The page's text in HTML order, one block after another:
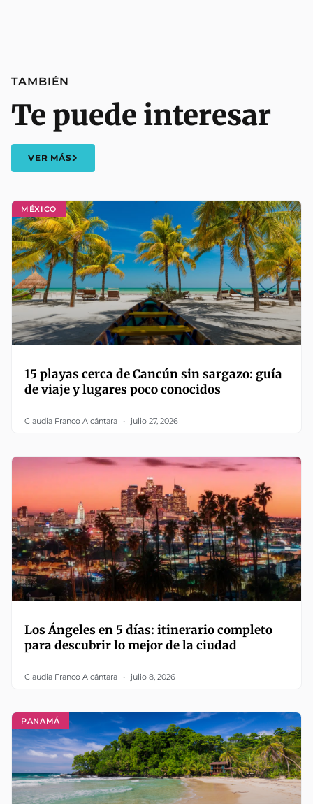
MÉXICO
15 playas cerca de Cancún sin sargazo: guía
de viaje y lugares poco conocidos
Claudia Franco Alcántara julio 27, 2026
Los Ángeles en 5 días: itinerario completo
para descubrir lo mejor de la ciudad
Claudia Franco Alcántara julio 8, 2026
PANAMÁ
TAMBIÉN
Te puede interesar
VER MÁS